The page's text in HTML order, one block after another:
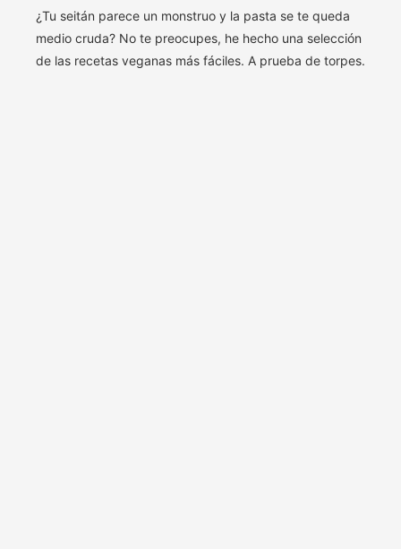
¿Tu seitán parece un monstruo y la pasta se te queda
medio cruda? No te preocupes, he hecho una selección
de las recetas veganas más fáciles. A prueba de torpes.